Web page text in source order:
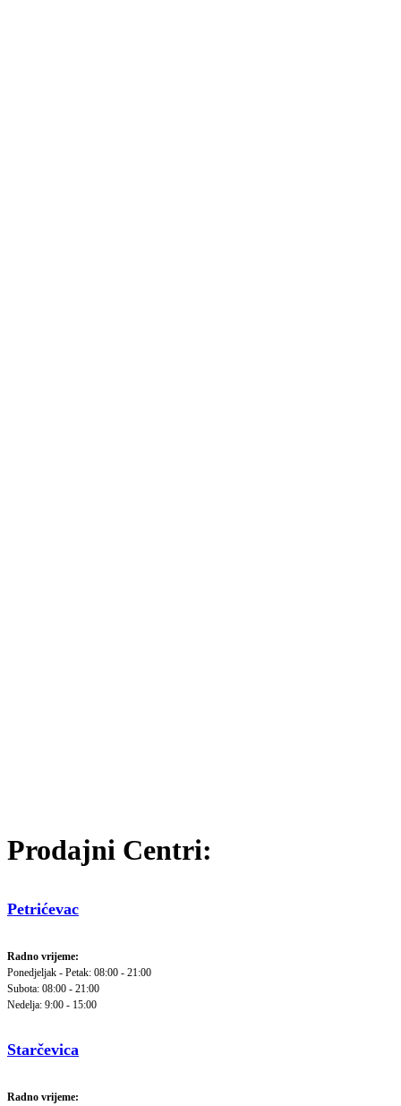
Prodajni Centri:
Petrićevac
Radno vrijeme:
Ponedjeljak - Petak: 08:00 - 21:00
Subota: 08:00 - 21:00
Nedelja: 9:00 - 15:00
Starčevica
Radno vrijeme: